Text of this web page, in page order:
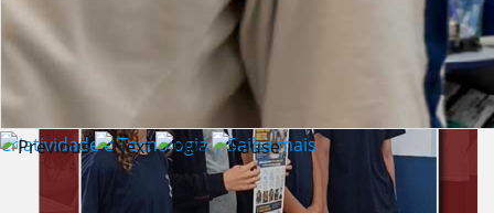
Criatividade e Tecnologia | Saiba mais